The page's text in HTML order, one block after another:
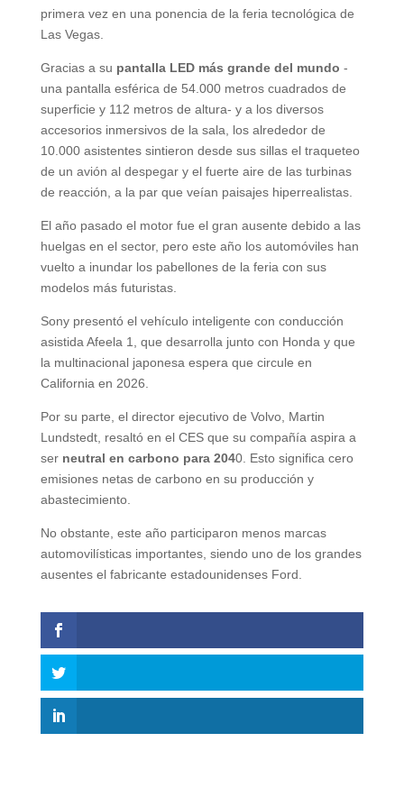
primera vez en una ponencia de la feria tecnológica de
Las Vegas.
Gracias a su pantalla LED más grande del mundo -
una pantalla esférica de 54.000 metros cuadrados de
superficie y 112 metros de altura- y a los diversos
accesorios inmersivos de la sala, los alrededor de
10.000 asistentes sintieron desde sus sillas el traqueteo
de un avión al despegar y el fuerte aire de las turbinas
de reacción, a la par que veían paisajes hiperrealistas.
El año pasado el motor fue el gran ausente debido a las
huelgas en el sector, pero este año los automóviles han
vuelto a inundar los pabellones de la feria con sus
modelos más futuristas.
Sony presentó el vehículo inteligente con conducción
asistida Afeela 1, que desarrolla junto con Honda y que
la multinacional japonesa espera que circule en
California en 2026.
Por su parte, el director ejecutivo de Volvo, Martin
Lundstedt, resaltó en el CES que su compañía aspira a
ser neutral en carbono para 2040. Esto significa cero
emisiones netas de carbono en su producción y
abastecimiento.
No obstante, este año participaron menos marcas
automovilísticas importantes, siendo uno de los grandes
ausentes el fabricante estadounidenses Ford.